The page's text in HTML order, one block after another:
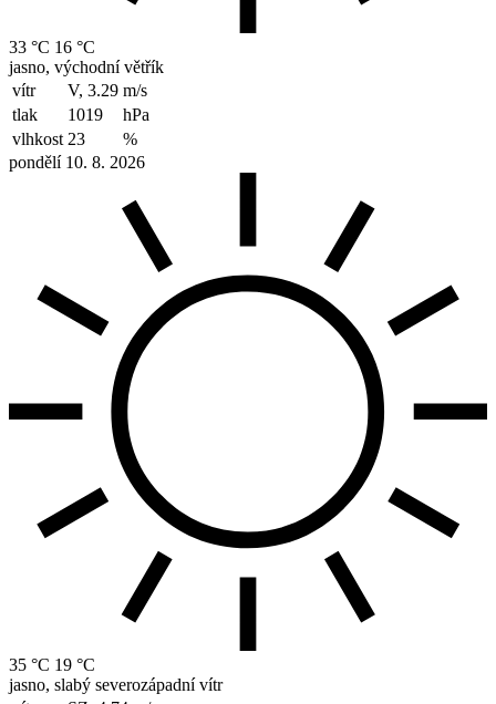
33 °C 16 °C
jasno, východní větřík
vítr
V, 3.29 m/s
tlak
1019
hPa
vlhkost 23
%
pondělí 10. 8. 2026
35 °C 19 °C
jasno, slabý severozápadní vítr